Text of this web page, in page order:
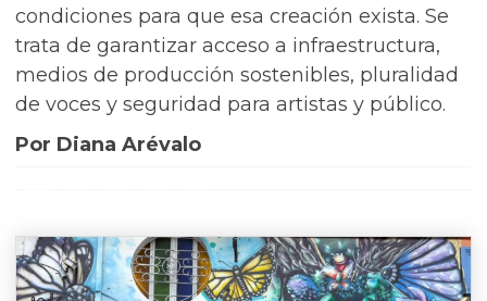
condiciones para que esa creación exista. Se
trata de garantizar acceso a infraestructura,
medios de producción sostenibles, pluralidad
de voces y seguridad para artistas y público.
Por Diana Arévalo